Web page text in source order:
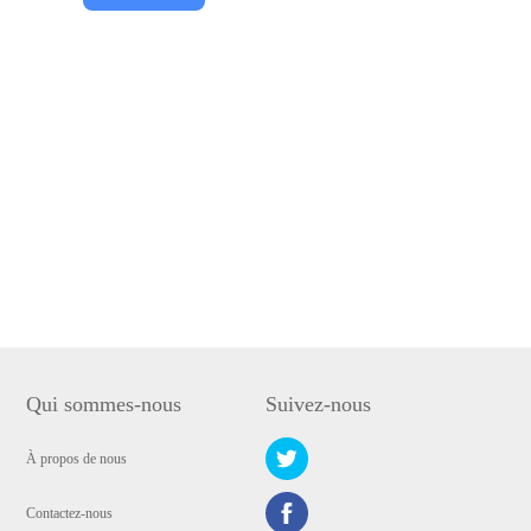
Qui sommes-nous
À propos de nous
Contactez-nous
Suivez-nous